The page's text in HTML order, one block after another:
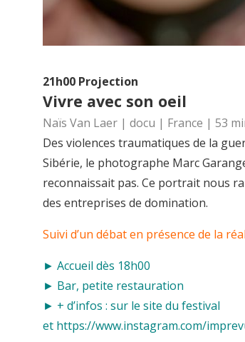
21h00 Projection
Vivre avec son oeil
Naïs Van Laer | docu | France | 53
Des violences traumatiques de la
Sibérie, le photographe Marc
reconnaissait pas. Ce portrait nous
des entreprises de domination.
Suivi d’un débat en présence de la
► Accueil dès 18h00
► Bar, petite restauration
► + d’infos : sur le site du festival
et https://www.instagram.com/